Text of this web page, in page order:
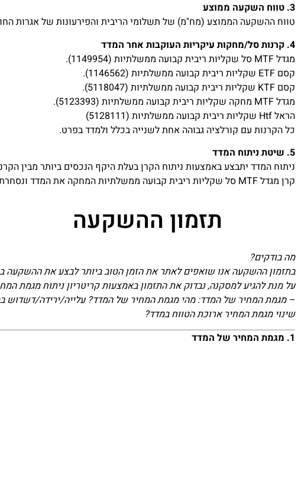
3. טווח השקעה ממוצע
טווח ההשקעה הממוצע (מח"מ) של תשלומי הריבית והפירעונות של אגרות החוב במדד
4. קרנות סל/מחקות עיקריות העוקבות אחר המדד
מגדל MTF סל שקליות ריבית קבועה ממשלתיות (1149954).
קסם ETF שקליות ריבית קבועה ממשלתיות (1146562).
קסם KTF שקליות ריבית קבועה ממשלתיות (5118047).
מגדל MTF מחקה שקליות ריבית קבועה ממשלתיות (5123393).
הראל Htf שקליות ריבית קבועה ממשלתיות (5128111)
כל הקרנות עם קורלציה גבוהה אחת לשנייה בכלל ולמדד בפרט.
5. שיטת ניתוח המדד
ניתוח המדד יתבצע באמצעות ניתוח הקרן בעלת היקף הנכסים ביותר מבין
קרן מגדל MTF סל שקליות ריבית קבועה ממשלתיות המחקה את המדד ונסחרת בבורסה בישראל תחת המספר 1149954.
תזמון ההשקעה
מה בודקים?
בתזמון ההשקעה אנו שואפים לאתר את הזמן הטוב ביותר לבצע את ההשקעה
על מנת להגיע למסקנה, נבדוק את התזמון באמצעות קריטריון ניתוח מגמת
– מגמת המחיר של המדד: מהי מגמת המחיר של המדד? עלייה/ירידה/דשדוש
שינוי מגמת המחיר ארוכת הטווח במדד?
1. מגמת המחיר של המדד